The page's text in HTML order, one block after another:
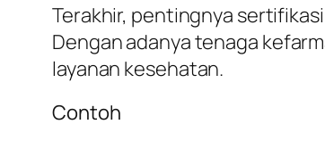
Terakhir, pentingnya
Dengan adanya tenaga
layanan kesehatan.
Contoh